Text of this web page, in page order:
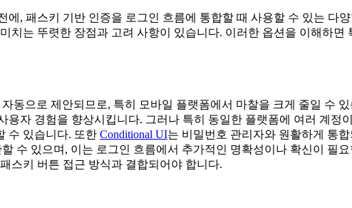
, 패스키 기반 인증을 로그인 흐름에 통합할 때 사용할 수 있는 다
치는 뚜렷한 장점과 고려 사항이 있습니다. 이러한 옵션을 이해하
동으로 제안되므로, 특히 모바일 플랫폼에서 마찰을 크게 줄일 수
자 경험을 향상시킵니다. 그러나 특히 동일한 플랫폼에 여러 계정
수 있습니다. 또한 Conditional UI는 비밀번호 관리자와 원활하게 통
수 있으며, 이는 로그인 흐름에서 추가적인 명확성이나 확신이 필
스키 버튼 접근 방식과 결합되어야 합니다.